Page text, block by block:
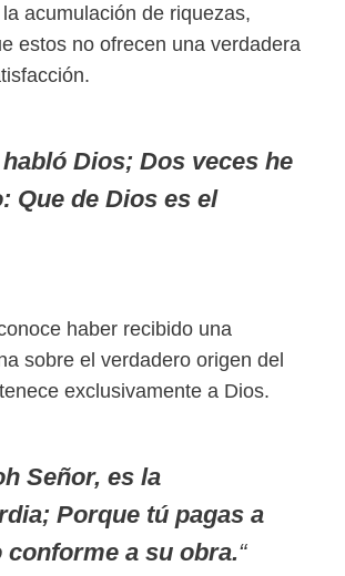
acumulación de riquezas,
estos no ofrecen una verdadera
Dios; Dos veces he
Que de Dios es el
haber recibido una
sobre el verdadero origen del
exclusivamente a Dios.
Señor, es la
Porque tú pagas a
conforme a su obra.“